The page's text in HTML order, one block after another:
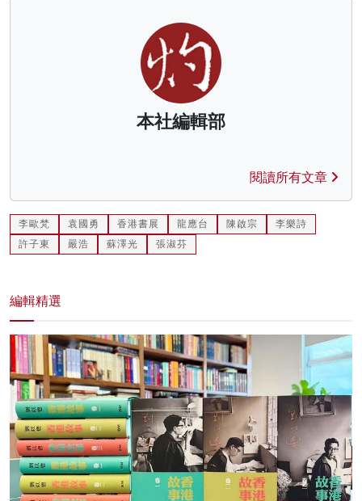
本社編輯部
閱讀所有文章
李歐梵 袁國勇 香港書展 龍應台 陳啟宗
李樂詩
許子東
嚴浩 蘇澤光 張淑芬
編輯精選